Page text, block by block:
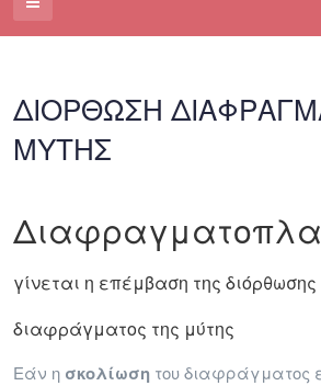
ΔΙΟΡΘΩΣΗ
ΜΥΤΗΣ
γίνεται η επέμβαση της διόρθωσης
διαφράγματος της μύτης
Εάν η σκολίωση του διαφράγματος